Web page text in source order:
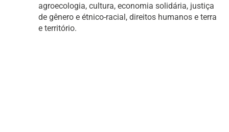
agroecologia, cultura, economia solidária, justiça
de gênero e étnico-racial, direitos humanos e terra
e território.